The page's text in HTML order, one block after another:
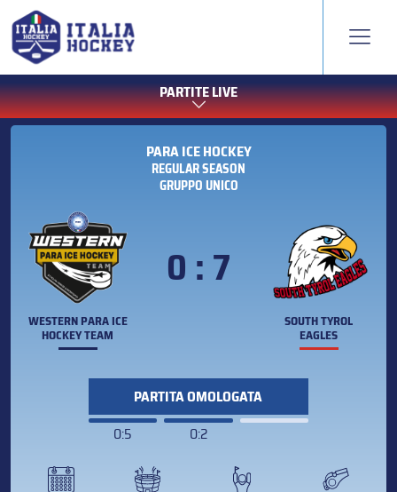
PARTITE LIVE
PARA ICE HOCKEY
REGULAR SEASON
GRUPPO UNICO
WESTERN PARA ICE
HOCKEY TEAM
0 : 7
SOUTH TYROL
EAGLES
PARTITA OMOLOGATA
0:5
0:2